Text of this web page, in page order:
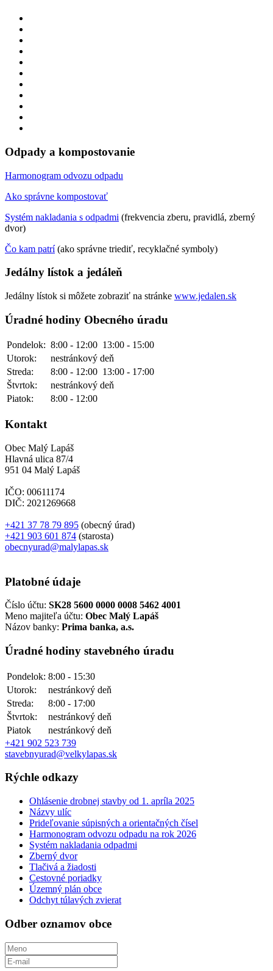
Odpady a kompostovanie
Harmonogram odvozu odpadu
Ako správne kompostovať
Systém nakladania s odpadmi (frekvencia zberu, pravidlá, zberný
dvor)
Čo kam patrí(ako správne triediť, recyklačné symboly)
Jedálny lístok a jedáleň
Jedálny lístok si môžete zobraziť na stránke www.jedalen.sk
Úradné hodiny Obecného úradu
Pondelok: 8:00 - 12:00 13:00 - 15:00
Utorok:
nestránkový deň
Streda:
8:00 - 12:00 13:00 - 17:00
Štvrtok:
nestránkový deň
Piatok:
8:00 - 12:00
Kontakt
Obec Malý Lapáš
Hlavná ulica 87/4
951 04 Malý Lapáš
IČO: 00611174
DIČ: 2021269668
+421 37 78 79 895 (obecný úrad)
+421 903 601 874 (starosta)
obecnyurad@malylapas.sk
Platobné údaje
Číslo účtu: SK28 5600 0000 0008 5462 4001
Meno majiteľa účtu: Obec Malý Lapáš
Názov banky: Prima banka, a.s.
Úradné hodiny stavebného úradu
Pondelok: 8:00 - 15:30
Utorok:
nestránkový deň
Streda:
8:00 - 17:00
Štvrtok:
nestránkový deň
Piatok
nestránkový deň
+421 902 523 739
stavebnyurad@velkylapas.sk
Rýchle odkazy
Ohlásenie drobnej stavby od 1. apríla 2025
Názvy ulíc
Prideľovanie súpisných a orientačných čísel
Harmonogram odvozu odpadu na rok 2026
Systém nakladania odpadmi
Zberný dvor
Tlačivá a žiadosti
Cestovné poriadky
Územný plán obce
Odchyt túlavých zvierat
Odber oznamov obce